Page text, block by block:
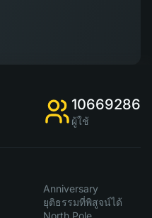
10669286
ผู้ใช้
Anniversary
ยุติธรรมที่พิสูจน์ได้
North Pole